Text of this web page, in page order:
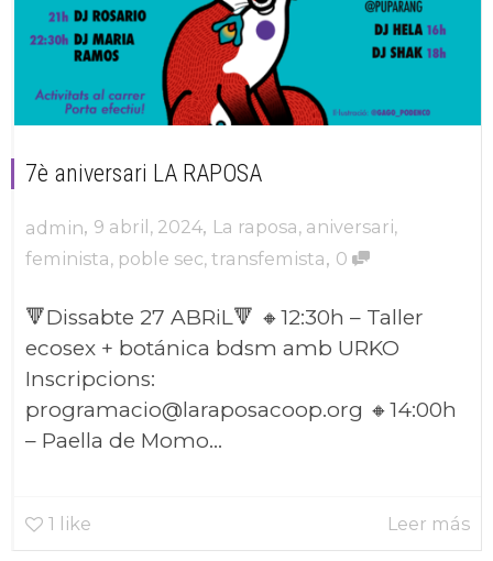
7è aniversari LA RAPOSA
admin, 9 abril, 2024, La raposa, aniversari,
feminista, poble sec, transfemista, 0
🔻Dissabte 27 ABRiL🔻 🔸12:30h – Taller
ecosex + botánica bdsm amb URKO
Inscripcions:
programacio@laraposacoop.org 🔸14:00h
– Paella de Momo...
1 like Leer más